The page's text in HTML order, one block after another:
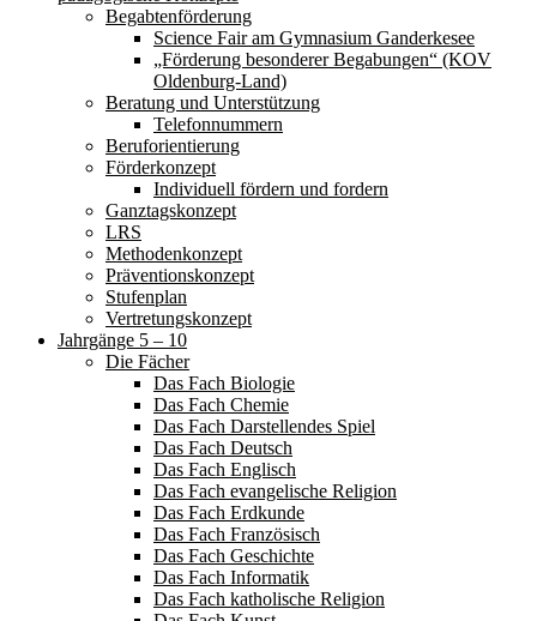
Begabtenförderung
Science Fair am Gymnasium Ganderkesee
„Förderung besonderer Begabungen“ (KOV
Oldenburg-Land)
Beratung und Unterstützung
Telefonnummern
Beruforientierung
Förderkonzept
Individuell fördern und fordern
Ganztagskonzept
LRS
Methodenkonzept
Präventionskonzept
Stufenplan
Vertretungskonzept
Jahrgänge 5 – 10
Die Fächer
Das Fach Biologie
Das Fach Chemie
Das Fach Darstellendes Spiel
Das Fach Deutsch
Das Fach Englisch
Das Fach evangelische Religion
Das Fach Erdkunde
Das Fach Französisch
Das Fach Geschichte
Das Fach Informatik
Das Fach katholische Religion